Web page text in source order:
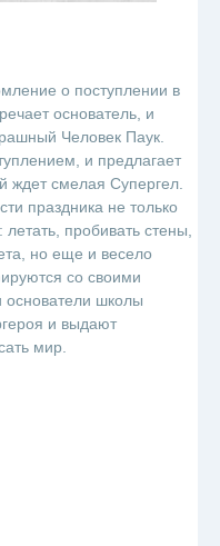
о поступлении в
основатель, и
Человек Паук.
и предлагает
ждет смелая Супергел.
праздника не только
пробивать стены,
но еще и весело
со своими
основатели школы
и выдают
мир.